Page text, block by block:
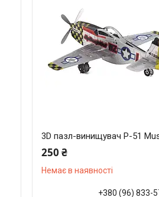
3D пазл-винищувач P-51
250 ₴
Немає в наявності
+380 (96) 833-